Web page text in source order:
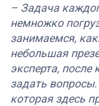
– Задача
немножко
занимаемся,
небольшая
эксперта, после
задать
которая здесь